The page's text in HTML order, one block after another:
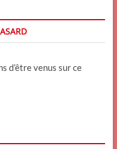
d’être venus sur ce